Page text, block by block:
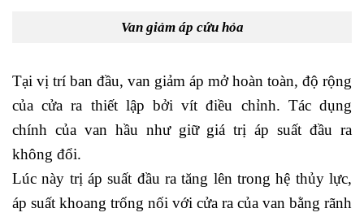
Van giảm áp cứu hỏa
Tại vị trí ban đầu, van giảm áp mở hoàn toàn, độ rộng
của cửa ra thiết lập bởi vít điều chỉnh. Tác dụng
chính của van hầu như giữ giá trị áp suất đầu ra
không đổi.
Lúc này trị áp suất đầu ra tăng lên trong hệ thủy lực,
áp suất khoang trống nối với cửa ra của van bằng rãnh